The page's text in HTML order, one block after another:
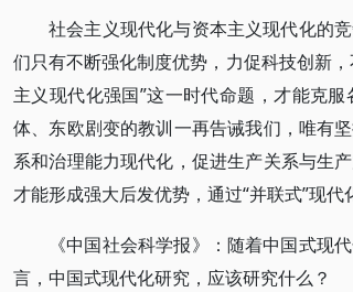
社会主义现代化与资本主义现代化的
们只有不断强化制度优势，力促科技创新
主义现代化强国”这一时代命题，才能克
体、东欧剧变的教训一再告诫我们，唯有
系和治理能力现代化，促进生产关系与生
才能形成强大后发优势，通过“并联式”现代
《中国社会科学报》：随着中国式现
言，中国式现代化研究，应该研究什么？